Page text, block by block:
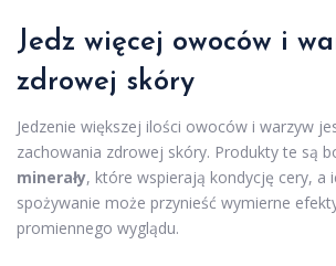
Jedz więcej owoców i
zdrowej skóry
Jedzenie większej ilości owoców i warzyw
zachowania zdrowej skóry. Produkty te są
minerały, które wspierają kondycję cery, a
spożywanie może przynieść wymierne
promiennego wyglądu.